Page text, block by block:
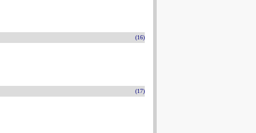
(16)
(17)